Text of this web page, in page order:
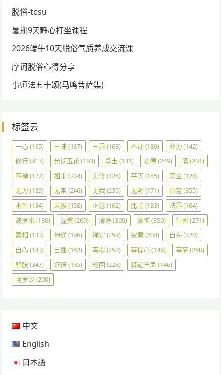
脱俗-tosu
暑期9天静心打坐课程
2026端午10天脱俗气质养成交流课
摩诃脱俗心得分享
事师法五十颂(马鸣菩萨集)
标签云
一心(165) 三昧(137) 三界(163) 不动(189) 业力 (142)
修行(413) 光彻五轮(193) 净土 (131) 功德(249) 嗔(201)
四禅(177) 如来(204) 实修(128) 平等(145) 恶业 (128)
无为 (129) 无常 (246) 无我(235) 无明 (171) 智慧 (355)
本性 (134) 果报 (158) 正念(162) 比喻(133) 法界(164)
波罗蜜 (130) 涅槃(269) 清净(309) 烦恼(350) 生死(271)
真相 (133) 神通 (196) 禅定 (259) 究竟(204) 自在(220)
自心(143) 自性 (182) 菩提(250) 菩提心(146) 菩萨(280)
解脱(347) 证悟(165) 轮回 (228) 释迦牟尼 (146)
阿罗汉 (200)
中文
English
日本語